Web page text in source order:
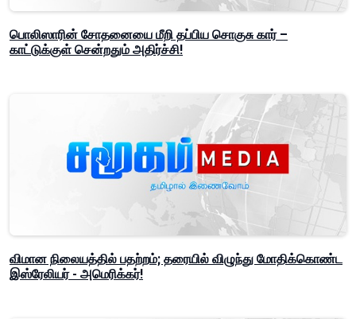
பொலிஸாரின் சோதனையை மீறி தப்பிய சொகுசு கார் –
காட்டுக்குள் சென்றதும் அதிர்ச்சி!
விமான நிலையத்தில் பதற்றம்; தரையில் விழுந்து மோதிக்கொண்ட
இஸ்ரேலியர் - அமெரிக்கர்!